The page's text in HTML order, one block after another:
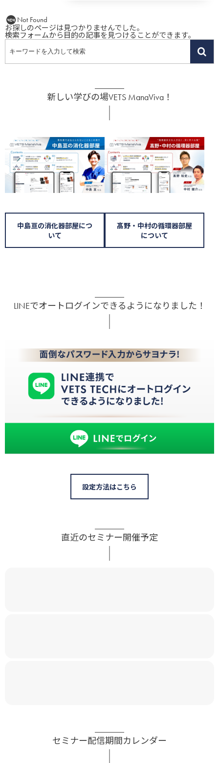
Not Found
お探しのページは見つかりませんでした。
検索フォームから目的の記事を見つけることができます。
新しい学びの場VETS ManaViva！
中島亘の消化器部屋につ
いて
髙野・中村の循環器部屋
について
LINEでオートログインできるようになりました！
設定方法はこちら
直近のセミナー開催予定
セミナー配信期間カレンダー